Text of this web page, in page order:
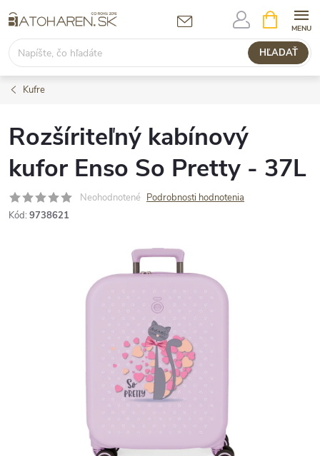
na
obsah
HĽADAŤ
KOŠÍK
Kufre
Rozšíriteľný kabínový
kufor Enso So Pretty - 37L
Neohodnotené Podrobnosti hodnotenia
Kód: 9738621